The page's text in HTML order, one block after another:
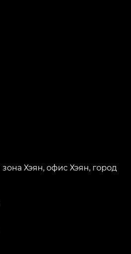
Хэян, офис Хэян, город